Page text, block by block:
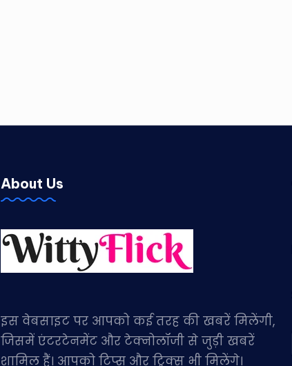
About Us
इस वेबसाइट पर आपको कई तरह की खबरें मिलेंगी,
जिसमें एंटरटेनमेंट और टेक्नोलॉजी से जुड़ी खबरें
शामिल हैं। आपको टिप्स और ट्रिक्स भी मिलेंगे।